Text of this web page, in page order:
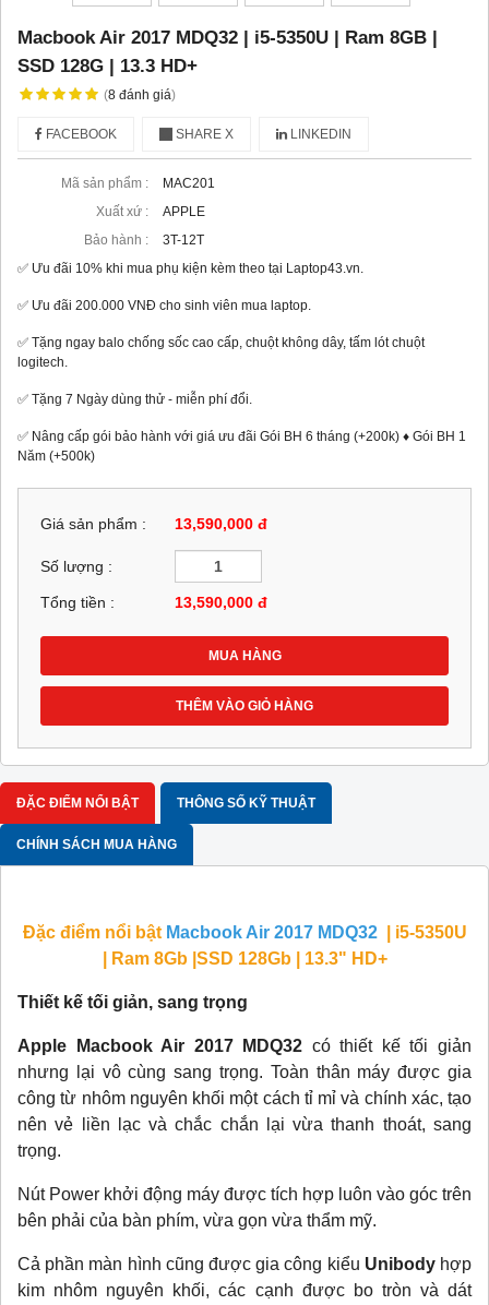
Macbook Air 2017 MDQ32 | i5-5350U | Ram 8GB |
SSD 128G | 13.3 HD+
(8 đánh giá)
FACEBOOK SHARE X LINKEDIN
Mã sản phẩm :
MAC201
Xuất xứ :
APPLE
Bảo hành :
3T-12T
✅ Ưu đãi 10% khi mua phụ kiện kèm theo tại Laptop43.vn.
✅ Ưu đãi 200.000 VNĐ cho sinh viên mua laptop.
✅ Tặng ngay balo chống sốc cao cấp, chuột không dây, tấm lót chuột
logitech.
✅ Tặng 7 Ngày dùng thử - miễn phí đổi.
✅ Nâng cấp gói bảo hành với giá ưu đãi Gói BH 6 tháng (+200k) ♦ Gói BH 1
Năm (+500k)
Giá sản phẩm : 13,590,000 đ
Số lượng :
Tổng tiền : 13,590,000 đ
MUA HÀNG
THÊM VÀO GIỎ HÀNG
ĐẶC ĐIỂM NỔI BẬT THÔNG SỐ KỸ THUẬT
CHÍNH SÁCH MUA HÀNG
Đặc điểm nổi bật Macbook Air 2017 MDQ32| i5-5350U
| Ram 8Gb |SSD 128Gb | 13.3" HD+
Thiết kế tối giản, sang trọng
Apple Macbook Air 2017 MDQ32 có thiết kế tối giản
nhưng lại vô cùng sang trọng. Toàn thân máy được gia
công từ nhôm nguyên khối một cách tỉ mỉ và chính xác, tạo
nên vẻ liền lạc và chắc chắn lại vừa thanh thoát, sang
trọng.
Nút Power khởi động máy được tích hợp luôn vào góc trên
bên phải của bàn phím, vừa gọn vừa thẩm mỹ.
Cả phần màn hình cũng được gia công kiểu Unibodyhợp
kim nhôm nguyên khối, các cạnh được bo tròn và dát